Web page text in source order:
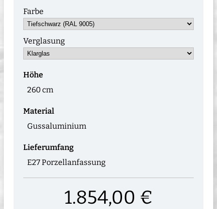
Farbe
Verglasung
Höhe
260 cm
Material
Gussaluminium
Lieferumfang
E27 Porzellanfassung
1.854,00 €